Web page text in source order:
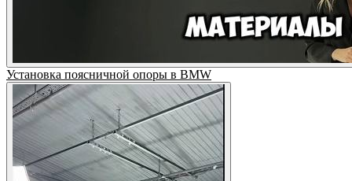
Установка поясничной опоры в BMW